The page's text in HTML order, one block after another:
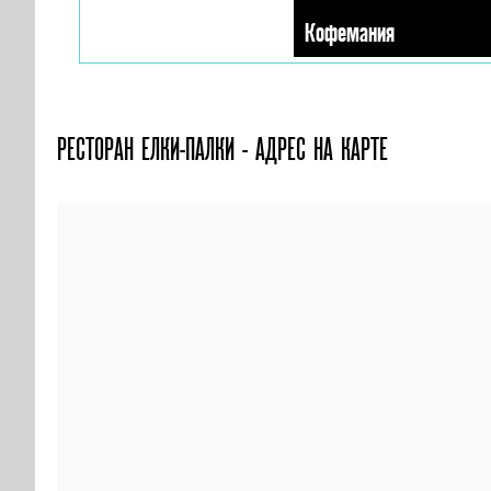
Кофемания
РЕСТОРАН ЕЛКИ-ПАЛКИ - АДРЕС НА КАРТЕ